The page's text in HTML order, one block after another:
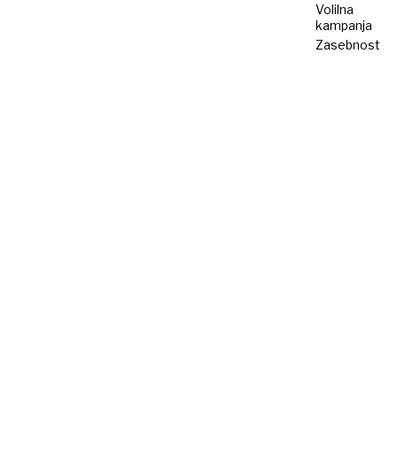
Volilna
kampanja
Zasebnost